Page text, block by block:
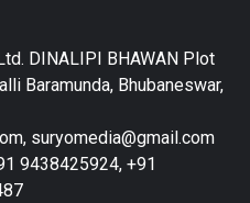
DINALIPI BHAWAN Plot
Baramunda, Bhubaneswar,
suryomedia@gmail.com
9438425924, +91